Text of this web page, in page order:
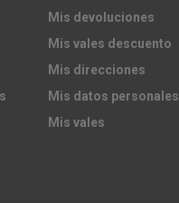
Mis devoluciones
Mis vales descuento
Mis direcciones
Mis datos personales
Mis vales